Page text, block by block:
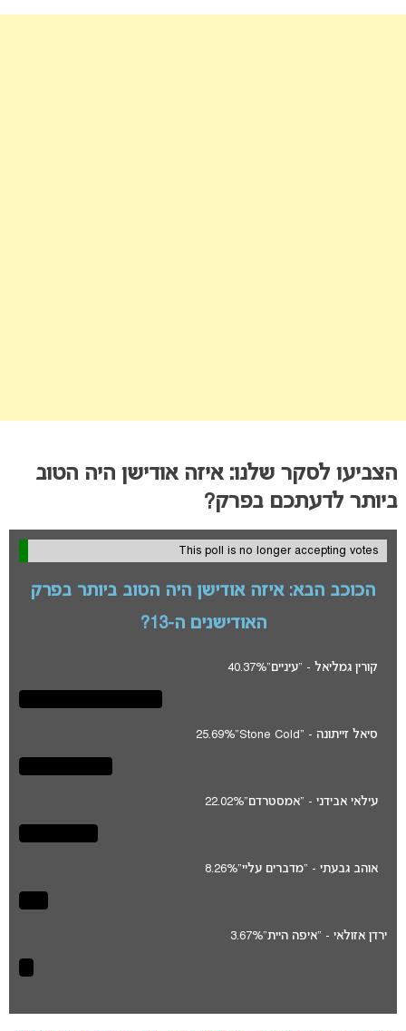
הצביעו לסקר שלנו: איזה אודישן היה הטוב
ביותר לדעתכם בפרק?
This poll is no longer accepting votes
הכוכב הבא: איזה אודישן היה הטוב ביותר בפרק
האודישנים ה-13?
קורין גמליאל - "עיניים"40.37%
סיאל זייתונה - "Stone Cold" 25.69%
עילאי אבידני - "אמסטרדם"22.02%
אוהב גבעתי - "מדברים עליי"8.26%
ירדן אזולאי - "איפה היית"3.67%